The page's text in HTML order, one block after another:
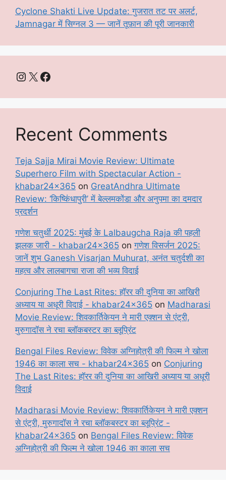
Cyclone Shakti Live Update: गुजरात तट पर अलर्ट,
Jamnagar में सिग्नल 3 — जानें तूफ़ान की पूरी जानकारी
Instagram
X Facebook
Recent Comments
Teja Sajja Mirai Movie Review: Ultimate
Superhero Film with Spectacular Action -
khabar24x365 on GreatAndhra Ultimate
Review: ‘किष्किंधापुरी’ में बेल्लमकोंडा और अनुपमा का दमदार
प्रदर्शन
गणेश चतुर्थी 2025: मुंबई के Lalbaugcha Raja की पहली
झलक जारी - khabar24x365 onगणेश विसर्जन 2025:
जानें शुभ Ganesh Visarjan Muhurat, अनंत चतुर्दशी का
महत्व और लालबागचा राजा की भव्य विदाई
Conjuring The Last Rites: हॉरर की दुनिया का आखिरी
अध्याय या अधूरी विदाई - khabar24x365 on Madharasi
Movie Review: शिवकार्तिकेयन ने मारी एक्शन से एंट्री,
मुरुगादॉस ने रचा ब्लॉकबस्टर का ब्लूप्रिंट
Bengal Files Review: विवेक अग्निहोत्री की फिल्म ने खोला
1946 का काला सच - khabar24x365 on Conjuring
The Last Rites: हॉरर की दुनिया का आखिरी अध्याय या अधूरी
विदाई
Madharasi Movie Review: शिवकार्तिकेयन ने मारी एक्शन
से एंट्री, मुरुगादॉस ने रचा ब्लॉकबस्टर का ब्लूप्रिंट -
khabar24x365 on Bengal Files Review: विवेक
अग्निहोत्री की फिल्म ने खोला 1946 का काला सच